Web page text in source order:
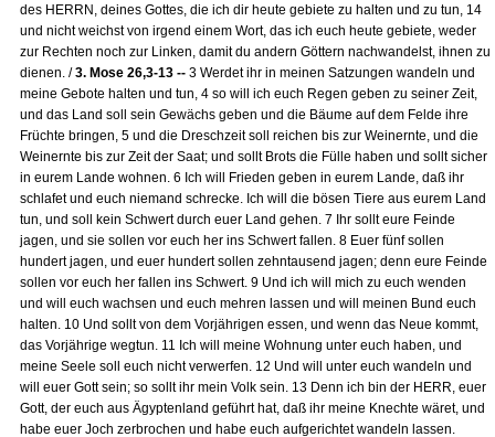
des HERRN, deines Gottes, die ich dir heute gebiete zu halten und zu tun, 14
und nicht weichst von irgend einem Wort, das ich euch heute gebiete, weder
zur Rechten noch zur Linken, damit du andern Göttern nachwandelst, ihnen zu
dienen. /3. Mose 26,3-13 -- 3 Werdet ihr in meinen Satzungen wandeln und
meine Gebote halten und tun, 4 so will ich euch Regen geben zu seiner Zeit,
und das Land soll sein Gewächs geben und die Bäume auf dem Felde ihre
Früchte bringen, 5 und die Dreschzeit soll reichen bis zur Weinernte, und die
Weinernte bis zur Zeit der Saat; und sollt Brots die Fülle haben und sollt sicher
in eurem Lande wohnen. 6 Ich will Frieden geben in eurem Lande, daß ihr
schlafet und euch niemand schrecke. Ich will die bösen Tiere aus eurem Land
tun, und soll kein Schwert durch euer Land gehen. 7 Ihr sollt eure Feinde
jagen, und sie sollen vor euch her ins Schwert fallen. 8 Euer fünf sollen
hundert jagen, und euer hundert sollen zehntausend jagen; denn eure Feinde
sollen vor euch her fallen ins Schwert. 9 Und ich will mich zu euch wenden
und will euch wachsen und euch mehren lassen und will meinen Bund euch
halten. 10 Und sollt von dem Vorjährigen essen, und wenn das Neue kommt,
das Vorjährige wegtun. 11 Ich will meine Wohnung unter euch haben, und
meine Seele soll euch nicht verwerfen. 12 Und will unter euch wandeln und
will euer Gott sein; so sollt ihr mein Volk sein. 13 Denn ich bin der HERR, euer
Gott, der euch aus Ägyptenland geführt hat, daß ihr meine Knechte wäret, und
habe euer Joch zerbrochen und habe euch aufgerichtet wandeln lassen.